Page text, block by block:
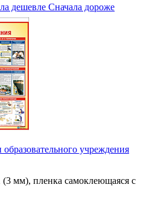
дешевле Сначала дороже
учреждения
мм), пленка самоклеющаяся с